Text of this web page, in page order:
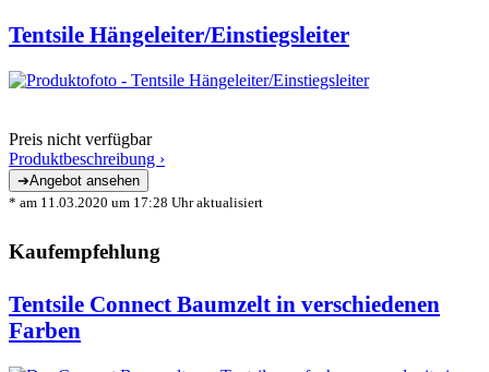
Tentsile Hängeleiter/Einstiegsleiter
Preis nicht verfügbar
Produktbeschreibung ›
* am 11.03.2020 um 17:28 Uhr aktualisiert
Kaufempfehlung
Tentsile Connect Baumzelt in verschiedenen
Farben